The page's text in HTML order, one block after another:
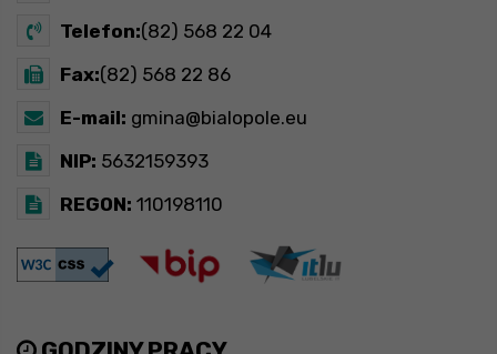
Telefon:(82) 568 22 04
Fax:(82) 568 22 86
E-mail: gmina@bialopole.eu
NIP: 5632159393
REGON: 110198110